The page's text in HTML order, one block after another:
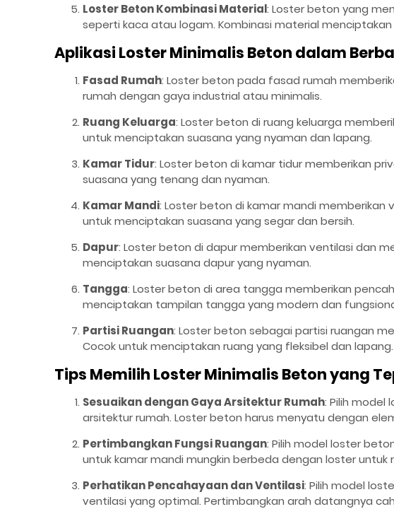
Loster Beton Kombinasi Material: Loster beton yang
seperti kaca atau logam. Kombinasi material
Aplikasi Loster Minimalis Beton dalam
Fasad Rumah: Loster beton pada fasad rumah
rumah dengan gaya industrial atau minimalis.
Ruang Keluarga: Loster beton di ruang keluarga
untuk menciptakan suasana yang nyaman dan lapang.
Kamar Tidur: Loster beton di kamar tidur memberikan
suasana yang tenang dan nyaman.
Kamar Mandi: Loster beton di kamar mandi
untuk menciptakan suasana yang segar dan bersih.
Dapur: Loster beton di dapur memberikan ventilasi dan
menciptakan suasana dapur yang nyaman.
Tangga: Loster beton di area tangga memberikan
menciptakan tampilan tangga yang modern dan
Partisi Ruangan: Loster beton sebagai partisi ruangan
Cocok untuk menciptakan ruang yang fleksibel dan lapang.
Tips Memilih Loster Minimalis Beton yang
Sesuaikan dengan Gaya Arsitektur Rumah: Pilih model
arsitektur rumah. Loster beton harus menyatu dengan
Pertimbangkan Fungsi Ruangan: Pilih model loster
untuk kamar mandi mungkin berbeda dengan loster untuk
Perhatikan Pencahayaan dan Ventilasi: Pilih model
ventilasi yang optimal. Pertimbangkan arah datangnya